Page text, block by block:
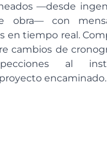
—desde
obra— con
en tiempo real.
cambios de
al
encaminado.